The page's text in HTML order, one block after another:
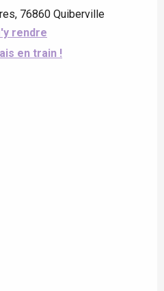
76860 Quiberville
rendre
en train !